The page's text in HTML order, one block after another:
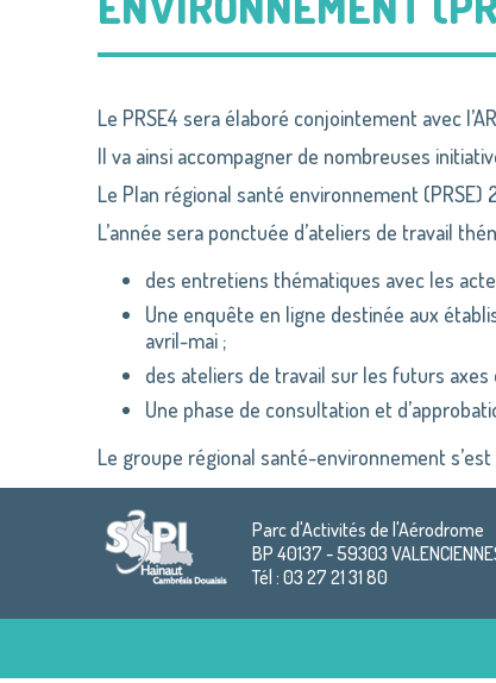
Le PRSE4 sera élaboré conjointement avec
Il va ainsi accompagner de nombreuses
Le Plan régional santé environnement
L’année sera ponctuée d’ateliers de travail
des entretiens thématiques avec les
Une enquête en ligne destinée aux
avril-mai ;
des ateliers de travail sur les futurs axes
Une phase de consultation et
Le groupe régional santé-environnement
Parc d'Activités de l'Aérodrome
BP 40137 - 59303
Tél : 03 27 21 31 80